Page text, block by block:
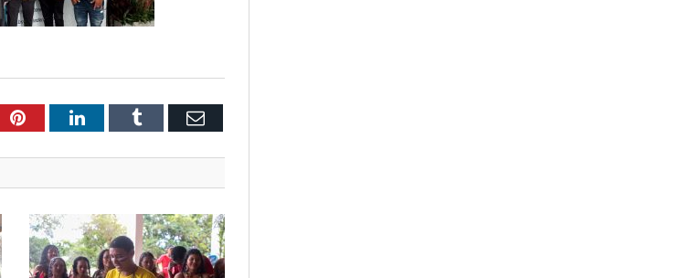
PinterestLinkedInTumblr Email